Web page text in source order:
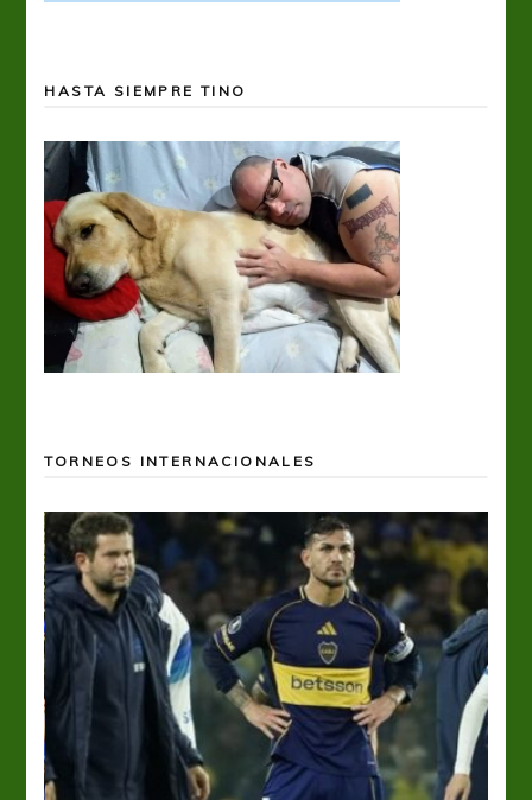
HASTA SIEMPRE TINO
TORNEOS INTERNACIONALES